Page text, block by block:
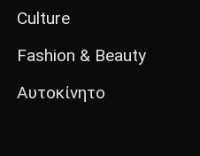
Culture
Fashion & Beauty
Αυτοκίνητο